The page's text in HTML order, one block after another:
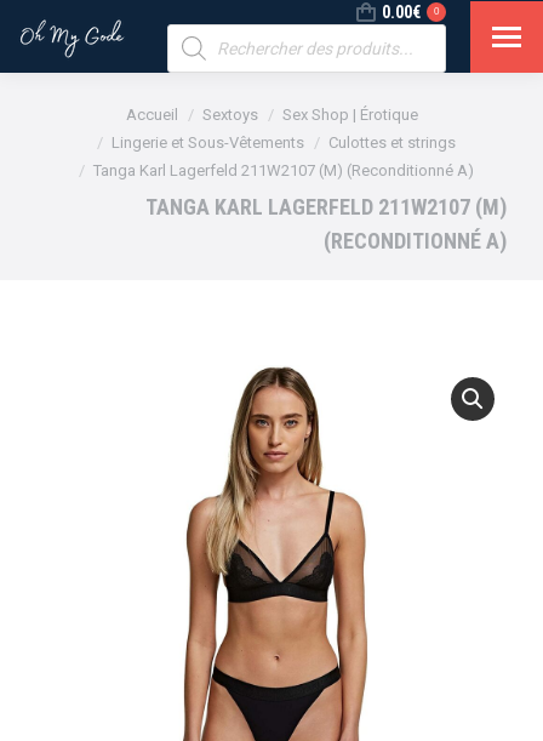
0.00€ 0
Recherche
de
produits
Vous êtes ici :Accueil Sextoys
Sex Shop | Érotique
Lingerie et Sous-Vêtements
Culottes et strings
Tanga Karl Lagerfeld 211W2107 (M) (Reconditionné A)
TANGA KARL LAGERFELD 211W2107 (M)
(RECONDITIONNÉ A)